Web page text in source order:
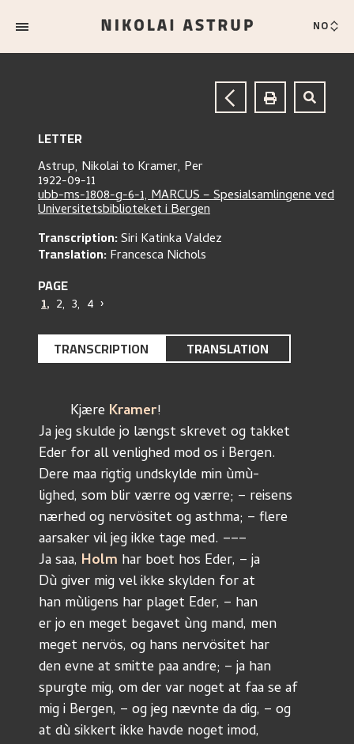
NO
LETTER
Astrup, Nikolai to Kramer, Per
1922-09-11
ubb-ms-1808-g-6-1, MARCUS – Spesialsamlingene ved
Universitetsbiblioteket i Bergen
Transcription:Siri Katinka Valdez
Translation:Francesca Nichols
PAGE
1, 2, 3, 4 ›
TRANSCRIPTION TRANSLATION
	Kjære
Kramer!
Ja jeg skulde jo længst skrevet og takket
Eder for all venlighed mod os i Bergen.
Dere maa rigtig undskylde min ùmù-
lighed, som blir værre og værre; – reisens
nærhed og nervösitet og asthma; – flere
aarsaker vil jeg ikke tage med. –––
Ja saa, Holm har boet hos Eder, – ja
Dù giver mig vel ikke skylden for at
han mùligens har plaget Eder, – han
er jo en meget begavet ùng mand, men
meget nervös, og hans nervösitet har
den evne at smitte paa andre; – ja han
spurgte mig, om der var noget at faa se af
mig i Bergen, – og jeg nævnte da dig, – og
at dù sikkert ikke havde noget imod,